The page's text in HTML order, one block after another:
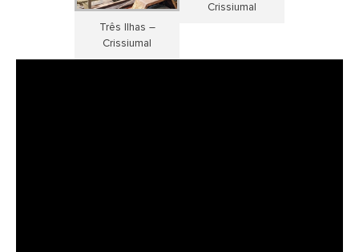
Três Ilhas –
Crissiumal
Crissiumal